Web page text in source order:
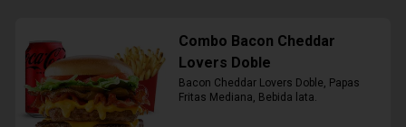
Combo Bacon Cheddar
Lovers Doble
Bacon Cheddar Lovers Doble, Papas
Fritas Mediana, Bebida lata.